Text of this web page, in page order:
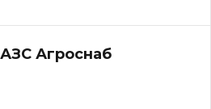
Агроснаб